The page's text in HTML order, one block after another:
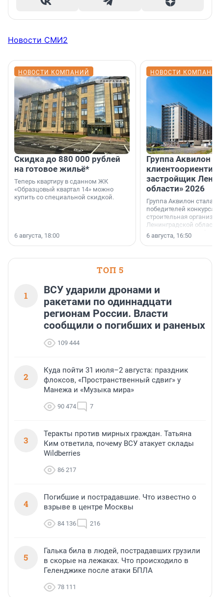
Новости СМИ2
НОВОСТИ КОМПАНИЙ
Скидка до 880 000 рублей
на готовое жильё*
Теперь квартиру в сданном ЖК
«Образцовый квартал 14» можно
купить со специальной скидкой.
6 августа, 18:00
НОВОСТИ
Группа Аквилон
застройщик
области» 2026
Группа Аквилон стала
победителей конкурса
строительная
Ленинградской области
номинации «Самый
застройщик
области».
6 августа, 16:50
ТОП 5
1
ВСУ ударили дронами и
ракетами по одиннадцати
регионам России. Власти
сообщили о погибших и раненых
109 444
2
Куда пойти 31 июля–2 августа: праздник
флоксов, «Пространственный сдвиг» у
Манежа и «Музыка мира»
90 474 7
3
Теракты против мирных граждан. Татьяна
Ким ответила, почему ВСУ атакует склады
Wildberries
86 217
4
Погибшие и пострадавшие. Что известно о
взрыве в центре Москвы
84 136 216
5
Галька била в людей, пострадавших грузили
в скорые на лежаках. Что происходило в
Геленджике после атаки БПЛА
78 111